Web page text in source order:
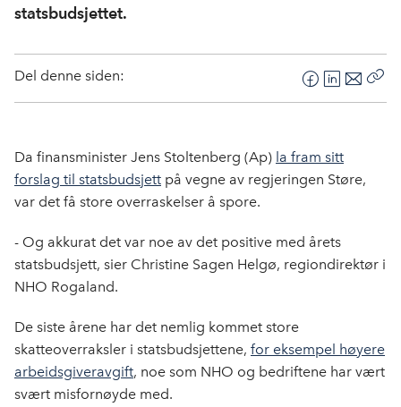
statsbudsjettet.
Del denne siden:
F
a
e
b
k
L
i
k
e
n
E
-
o
s
Da finansminister Jens Stoltenberg (Ap) la fram sitt
forslag til statsbudsjett på vegne av regjeringen Støre,
var det få store overraskelser å spore.
- Og akkurat det var noe av det positive med årets
statsbudsjett, sier Christine Sagen Helgø, regiondirektør i
NHO Rogaland.
De siste årene har det nemlig kommet store
skatteoverraksler i statsbudsjettene, for eksempel høyere
arbeidsgiveravgift, noe som NHO og bedriftene har vært
svært misfornøyde med.